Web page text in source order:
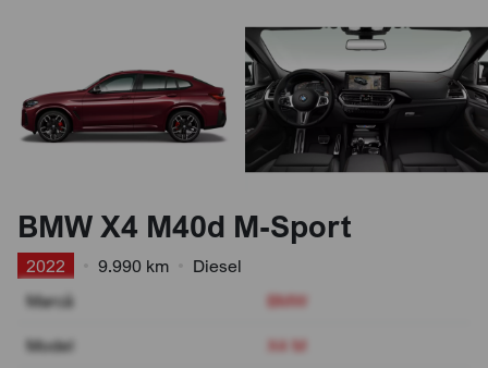
BMW X4 M40d M-Sport
2022 9.990 km
Diesel
Marcă
BMW
Model X4 M